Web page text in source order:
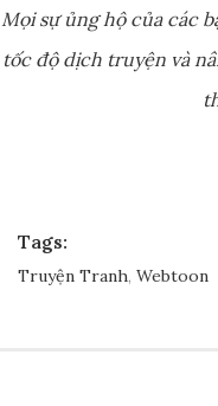
Mọi sự ủng hộ của các
tốc độ dịch truyện và
Tags:
Truyện Tranh, Webtoon